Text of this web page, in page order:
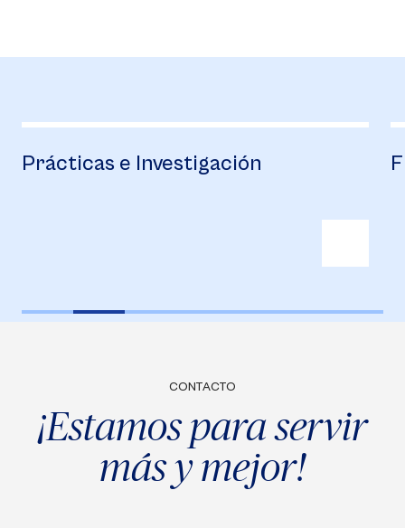
Prácticas e Investigación
CONTACTO
¡Estamos para servir
más y mejor!